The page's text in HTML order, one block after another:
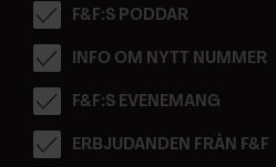
F&F:S PODDAR
INFO OM NYTT NUMMER
F&F:S EVENEMANG
ERBJUDANDEN FRÅN F&F